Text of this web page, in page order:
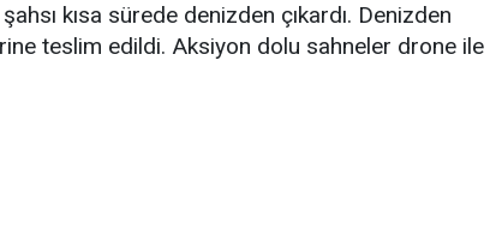
kısa sürede denizden çıkardı. Denizden
teslim edildi. Aksiyon dolu sahneler drone ile